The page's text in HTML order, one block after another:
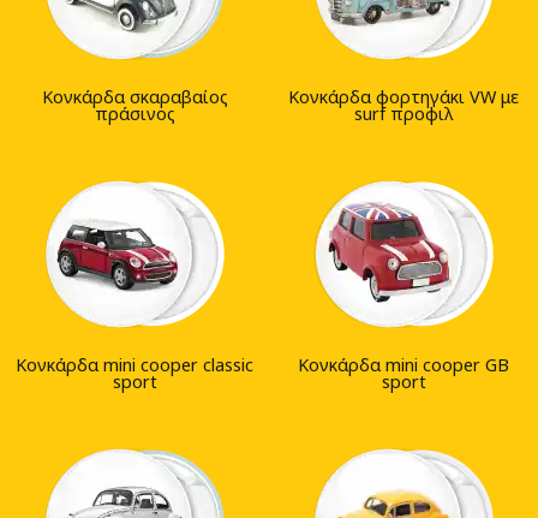
Κονκάρδα σκαραβαίος
πράσινος
Κονκάρδα φορτηγάκι VW με
surf προφιλ
Κονκάρδα mini cooper classic
sport
Κονκάρδα mini cooper GB
sport